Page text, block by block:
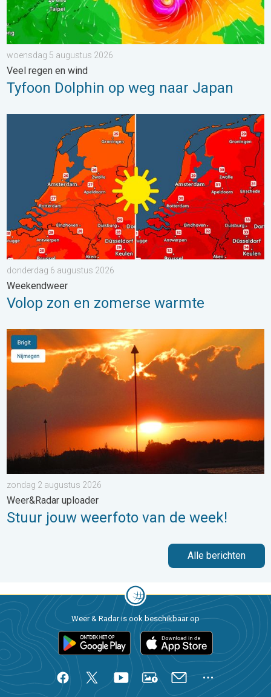
woensdag 5 augustus 2026
Veel regen en wind
Tyfoon Dolphin op weg naar Japan
Volop zon en zomerse warmte. Weekendweer. . . donderdag
donderdag 6 augustus 2026
Weekendweer
Volop zon en zomerse warmte
Stuur jouw weerfoto van de week!. Weer&Radar uploader. . .
zondag 2 augustus 2026
Weer&Radar uploader
Stuur jouw weerfoto van de week!
Alle berichten
Weer & Radar is ook beschikbaar op